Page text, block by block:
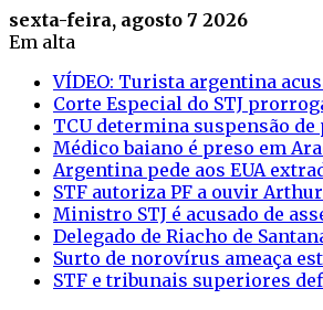
sexta-feira, agosto 7 2026
Em alta
VÍDEO: Turista argentina
Corte Especial do STJ
TCU determina suspensão
Médico baiano é preso em
Argentina pede aos EUA
STF autoriza PF a ouvir
Ministro STJ é acusado de
Delegado de Riacho de
Surto de norovírus ameaça
STF e tribunais superiores